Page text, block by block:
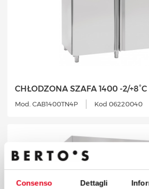
Consenso Dettagli
CHŁODZONA SZAFA 1400 -2/
Mod. CAB1400TN4P Kod 06220040